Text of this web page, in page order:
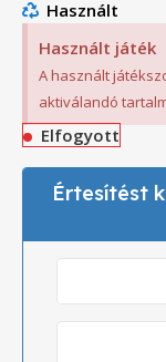
Használt
Használt játék
A használt
aktiválandó
Elfogyott
Értesítést